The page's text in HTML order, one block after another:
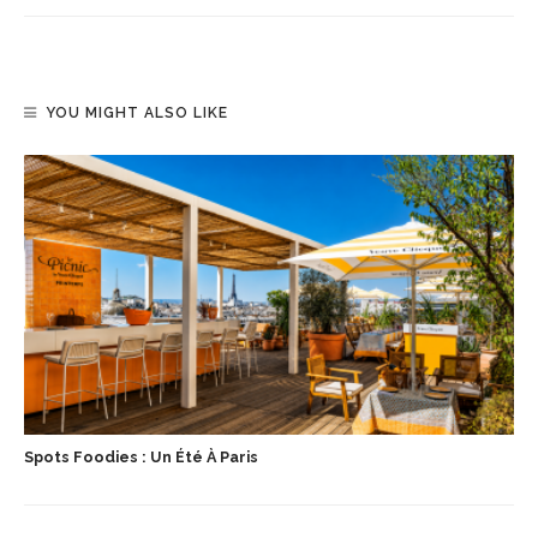
YOU MIGHT ALSO LIKE
Spots Foodies : Un Été À Paris